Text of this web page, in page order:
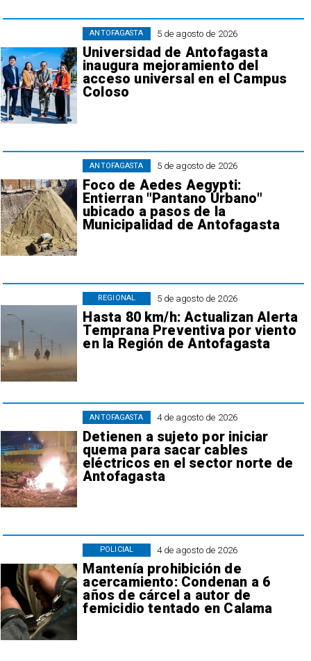
5 de agosto de 2026
Universidad de Antofagasta
inaugura mejoramiento del
acceso universal en el Campus
Coloso
ANTOFAGASTA
5 de agosto de 2026
Foco de Aedes Aegypti:
Entierran "Pantano Urbano"
ubicado a pasos de la
Municipalidad de Antofagasta
ANTOFAGASTA
5 de agosto de 2026
Hasta 80 km/h: Actualizan Alerta
Temprana Preventiva por viento
en la Región de Antofagasta
REGIONAL
4 de agosto de 2026
Detienen a sujeto por iniciar
quema para sacar cables
eléctricos en el sector norte de
Antofagasta
ANTOFAGASTA
4 de agosto de 2026
Mantenía prohibición de
acercamiento: Condenan a 6
años de cárcel a autor de
femicidio tentado en Calama
POLICIAL